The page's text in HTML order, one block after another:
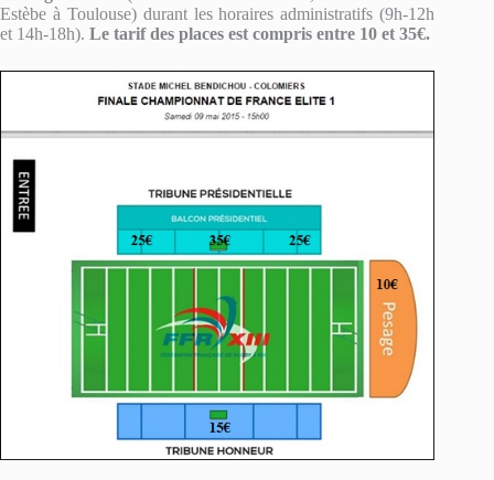
Estèbe à Toulouse) durant les horaires administratifs (9h-12h
et 14h-18h). Le tarif des places est compris entre 10 et 35€.